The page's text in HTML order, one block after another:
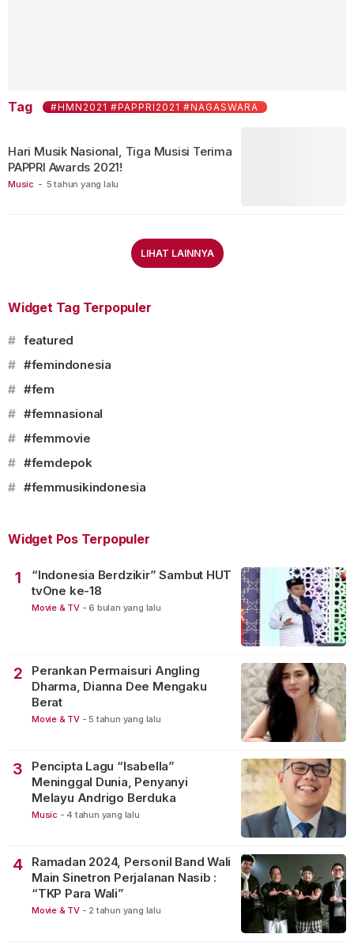
Tag #HMN2021 #PAPPRI2021 #NAGASWARA
Music - 5 tahun yang lalu
Hari Musik Nasional, Tiga Musisi Terima
PAPPRI Awards 2021!
LIHAT LAINNYA
Widget Tag Terpopuler
# featured
# #femindonesia
# #fem
# #femnasional
# #femmovie
# #femdepok
# #femmusikindonesia
Widget Pos Terpopuler
1
“Indonesia Berdzikir” Sambut HUT
tvOne ke-18
Movie & TV - 6 bulan yang lalu
2
Perankan Permaisuri Angling
Dharma, Dianna Dee Mengaku
Berat
Movie & TV - 5 tahun yang lalu
3
Pencipta Lagu “Isabella”
Meninggal Dunia, Penyanyi
Melayu Andrigo Berduka
Music - 4 tahun yang lalu
4
Ramadan 2024, Personil Band Wali
Main Sinetron Perjalanan Nasib :
“TKP Para Wali”
Movie & TV - 2 tahun yang lalu